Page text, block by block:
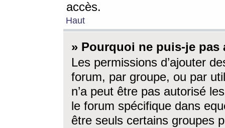
accès.
Haut
» Pourquoi ne puis-je
Les permissions d’ajouter
forum, par groupe, ou par
n’a peut être pas autorisé
le forum spécifique dans
être seuls certains groupes